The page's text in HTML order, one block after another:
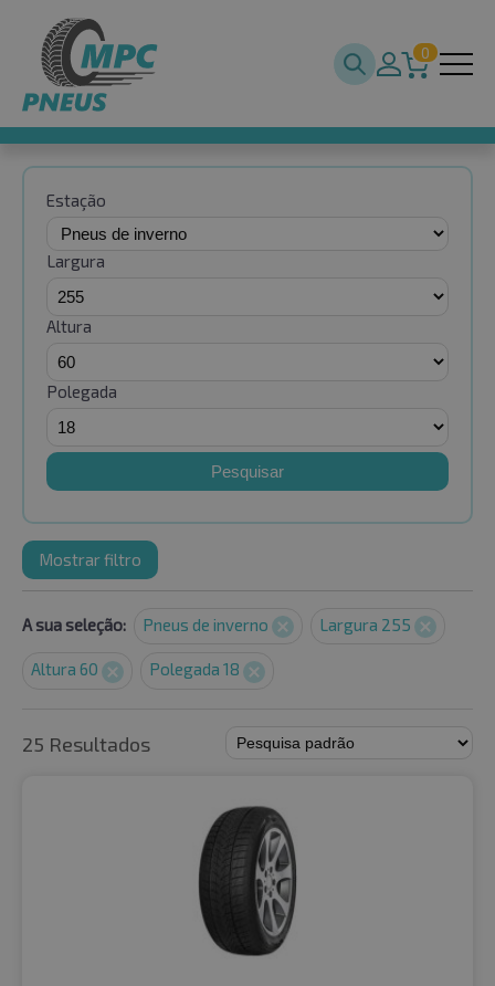
0
Estação
Largura
Altura
Polegada
Pesquisar
Mostrar filtro
A sua seleção: Pneus de inverno Largura 255
Altura 60 Polegada 18
25 Resultados